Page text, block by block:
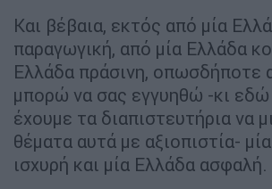
Και βέβαια, εκτός από μία
παραγωγική, από μία Ελλάδα
Ελλάδα πράσινη, οπωσδήποτε
μπορώ να σας εγγυηθώ -κι εδώ
έχουμε τα διαπιστευτήρια να
θέματα αυτά με αξιοπιστία-
ισχυρή και μία Ελλάδα ασφαλή.